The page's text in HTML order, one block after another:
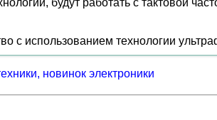
будут работать с тактовой
с использованием технологии
новинок электроники